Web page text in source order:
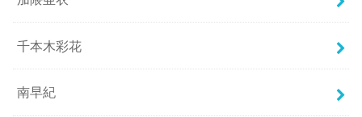
千本木彩花
南早紀